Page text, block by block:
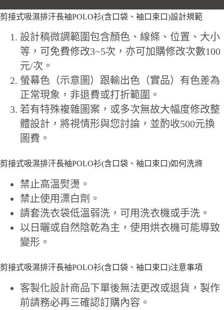
剪接式吸濕排汗長袖POLO衫(含口袋、袖口束口)設計規範
設計稿微調範圍包含顏色、線條、位置、大小
等，可免費修改3~5次，亦可加購修改次數100
元/次。
螢幕色（示意圖）跟輸出色（實品）有色差為
正常現象，非退費或打折範圍。
若有特殊複雜圖案，或多次無故大幅度修改整
體設計，將視情形與您討論，並酌收500元換
圖費。
剪接式吸濕排汗長袖POLO衫(含口袋、袖口束口)如何洗滌
禁止高溫熨燙。
禁止使用漂白劑。
請套洗衣袋低溫弱洗，可用洗衣機或手洗。
以日曬或自然陰乾為主，使用烘衣機可能導致
變形。
剪接式吸濕排汗長袖POLO衫(含口袋、袖口束口)注意事項
客製化設計商品下單後無法更改或退貨，製作
前請務必再三確認訂購內容。